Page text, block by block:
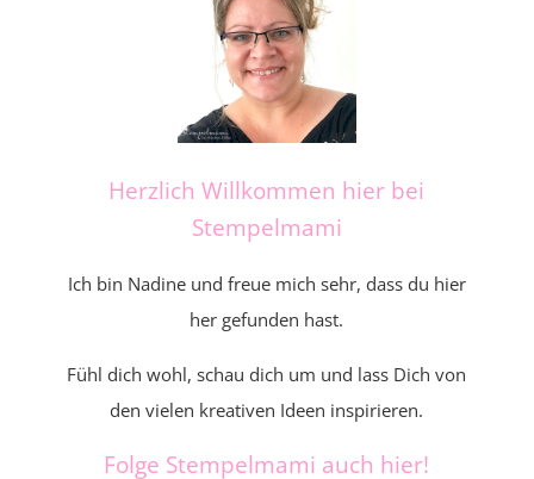
Herzlich Willkommen hier bei
Stempelmami
Ich bin Nadine und freue mich sehr, dass du hier
her gefunden hast.
Fühl dich wohl, schau dich um und lass Dich von
den vielen kreativen Ideen inspirieren.
Folge Stempelmami auch hier!